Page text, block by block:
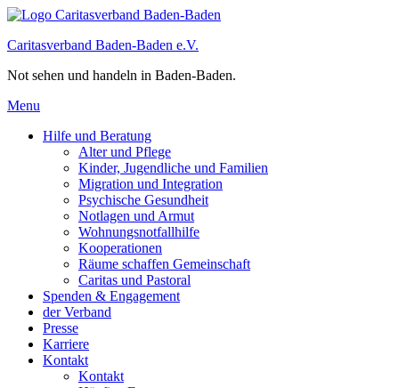
Caritasverband Baden-Baden e.V.
Not sehen und handeln in Baden-Baden.
Menu
Hilfe und Beratung
Alter und Pflege
Kinder, Jugendliche und Familien
Migration und Integration​
Psychische Gesundheit
Notlagen und Armut
Wohnungs­notfallhilfe
Kooperationen
Räume schaffen Gemeinschaft
Caritas und Pastoral
Spenden & Engagement
der Verband
Presse
Karriere
Kontakt
Kontakt